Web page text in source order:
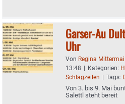
Garser-Au
Uhr
Von Regina
13:48 | Kategorien:
Schlagzeilen | Tags:
Von 3. bis 9. Mai
Salettl steht bereit